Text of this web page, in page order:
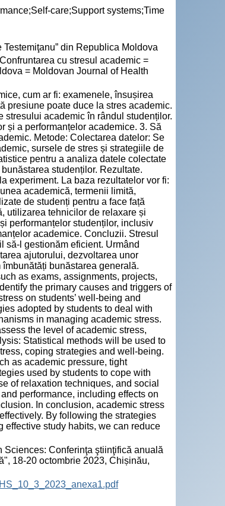
care;Support systems;Time
din Republica Moldova
cu stresul academic =
= Moldovan Journal of Health
cum ar fi: examenele, însușirea
presiune poate duce la stres academic.
academic în rândul studenților.
și a performanțelor academice. 3. Să
Metode: Colectarea datelor: Se
sursele de stres și strategiile de
pentru a analiza datele colectate
studenților. Rezultate.
experiment. La baza rezultatelor vor fi:
academică, termenii limită,
de studenți pentru a face față
utilizarea tehnicilor de relaxare și
performanțelor studenților, inclusiv
academice. Concluzii. Stresul
să-l gestionăm eficient. Urmând
ajutorului, dezvoltarea unor
bunăstarea generală.
as exams, assignments, projects,
the primary causes and triggers of
on students’ well-being and
adopted by students to deal with
in managing academic stress.
the level of academic stress,
Statistical methods will be used to
coping strategies and well-being.
as academic pressure, tight
used by students to cope with
of relaxation techniques, and social
performance, including effects on
In conclusion, academic stress
By following the strategies
effective study habits, we can reduce
Conferinţa ştiinţifică anuală
18-20 octombrie 2023, Chișinău,